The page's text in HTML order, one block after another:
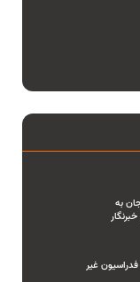
به
غیر